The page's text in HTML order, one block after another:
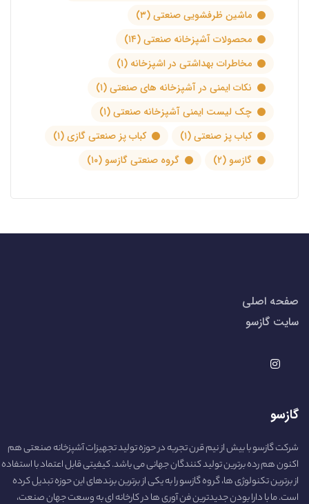
ماشین ظرفشویی صنعتی(۳)
محصولات آشپزخانه صنعتی(۱۴)
مخاطرات بهداشتی در اشپزخانه (۱)
نکات ایمنی در آشپزخانه های صنعتی(۱)
چک لیست ایمنی آشپزخانه صنعتی(۱)
کباب پز صنعتی(۱) کباب پز صنعتی گازی(۱)
گازسو (۲) گروه صنعتی گازسو (۱۰)
صفحه اصلی
سایت گازسو
گازسو
شرکت گازسو با بیش از نیم قرن تجربه در حوزه تولید تجهیزات آشپزخانه صنعتی هم
اکنون هم رده برترین تولید کنندگان جهانی می باشد. کیفیتی قابل اعتماد با استفاده
از برترین تکنولوژی ها، گروه گازسو را به یکی از برترین برندهای این حوزه تبدیل کرده
است. ما با دارا بودن جدیدترین فن آوری ها در کارخانه ای به وسعت جهان صنعت،